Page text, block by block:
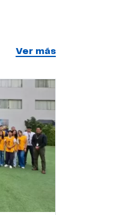
Ver más